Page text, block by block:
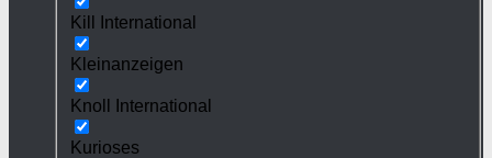
Kill International
Kleinanzeigen
Knoll International
Kurioses